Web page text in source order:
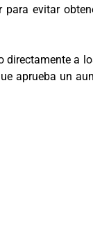
para evitar
a
aprueba un